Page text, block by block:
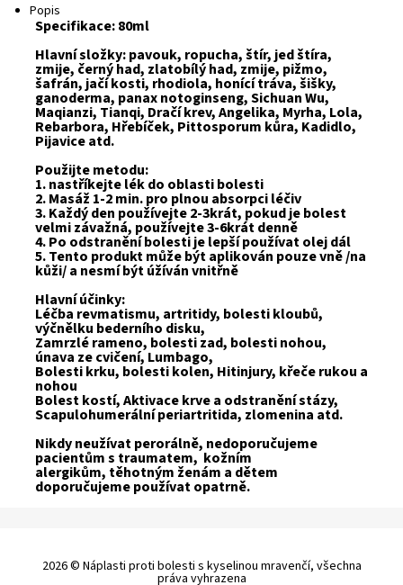
Popis
Specifikace: 80ml
Hlavní složky: pavouk, ropucha, štír, jed štíra,
zmije, černý had, zlatobílý had, zmije, pižmo,
šafrán, jačí kosti, rhodiola, honící tráva, šišky,
ganoderma, panax notoginseng, Sichuan Wu,
Maqianzi, Tianqi, Dračí krev, Angelika, Myrha, Lola,
Rebarbora, Hřebíček, Pittosporum kůra, Kadidlo,
Pijavice atd.
Použijte metodu:
1. nastříkejte lék do oblasti bolesti
2. Masáž 1-2 min. pro plnou absorpci léčiv
3. Každý den používejte 2-3krát, pokud je bolest
velmi závažná, používejte 3-6krát denně
4. Po odstranění bolesti je lepší používat olej dál
5. Tento produkt může být aplikován pouze vně /na
kůži/ a nesmí být úžíván vnitřně
Hlavní účinky:
Léčba revmatismu, artritidy, bolesti kloubů,
výčnělku bederního disku,
Zamrzlé rameno, bolesti zad, bolesti nohou,
únava ze cvičení, Lumbago,
Bolesti krku, bolesti kolen, Hitinjury, křeče rukou a
nohou
Bolest kostí, Aktivace krve a odstranění stázy,
Scapulohumerální periartritida, zlomenina atd.
Nikdy neužívat perorálně, nedoporučujeme
pacientům s traumatem, kožním
alergikům, těhotným ženám a dětem
doporučujeme používat opatrně.
2026 © Náplasti proti bolesti s kyselinou mravenčí, všechna
práva vyhrazena